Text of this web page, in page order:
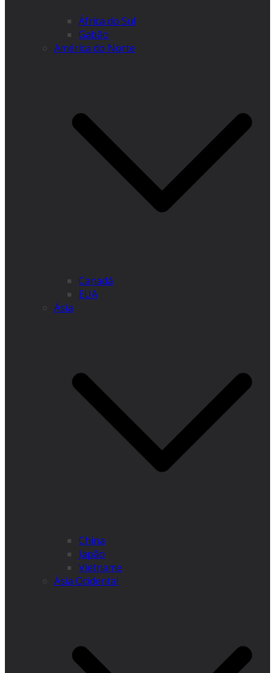
África do Sul
Gabão
América do Norte
Canadá
EUA
Ásia
China
Japão
Vietname
Ásia Ocidental